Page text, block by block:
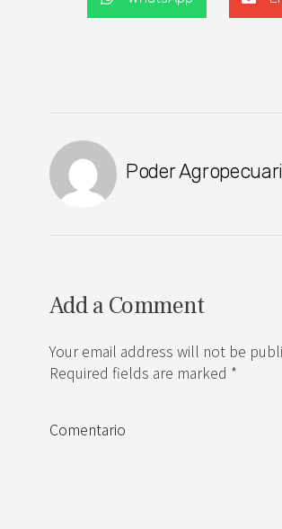
Poder
Add a Comment
Your email address will not be
Required fields are marked *
Comentario